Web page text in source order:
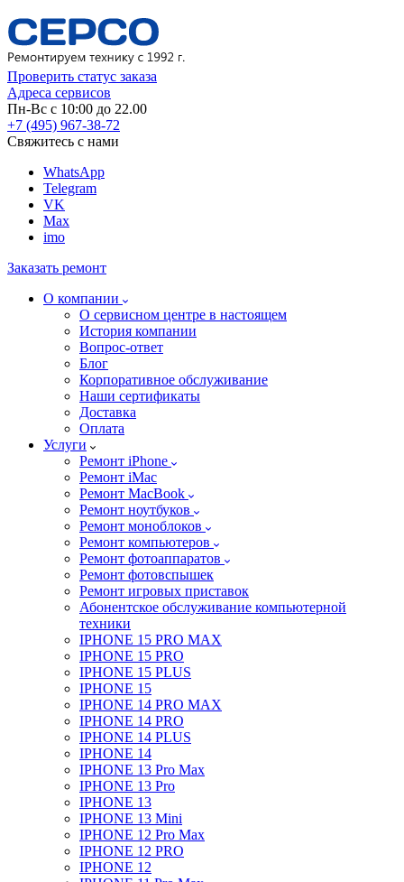
Проверить статус заказа
Адреса сервисов
Пн-Вс с 10:00 до 22.00
+7 (495) 967-38-72
Свяжитесь с нами
WhatsApp
Telegram
VK
Max
imo
Заказать ремонт
О компании
О сервисном центре в настоящем
История компании
Вопрос-ответ
Блог
Корпоративное обслуживание
Наши сертификаты
Доставка
Оплата
Услуги
Ремонт iPhone
Ремонт iMac
Ремонт MacBook
Ремонт ноутбуков
Ремонт моноблоков
Ремонт компьютеров
Ремонт фотоаппаратов
Ремонт фотовспышек
Ремонт игровых приставок
Абонентское обслуживание компьютерной
техники
IPHONE 15 PRO MAX
IPHONE 15 PRO
IPHONE 15 PLUS
IPHONE 15
IPHONE 14 PRO MAX
IPHONE 14 PRO
IPHONE 14 PLUS
IPHONE 14
IPHONE 13 Pro Max
IPHONE 13 Pro
IPHONE 13
IPHONE 13 Mini
IPHONE 12 Pro Max
IPHONE 12 PRO
IPHONE 12